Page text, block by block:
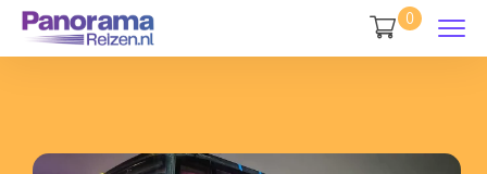
0